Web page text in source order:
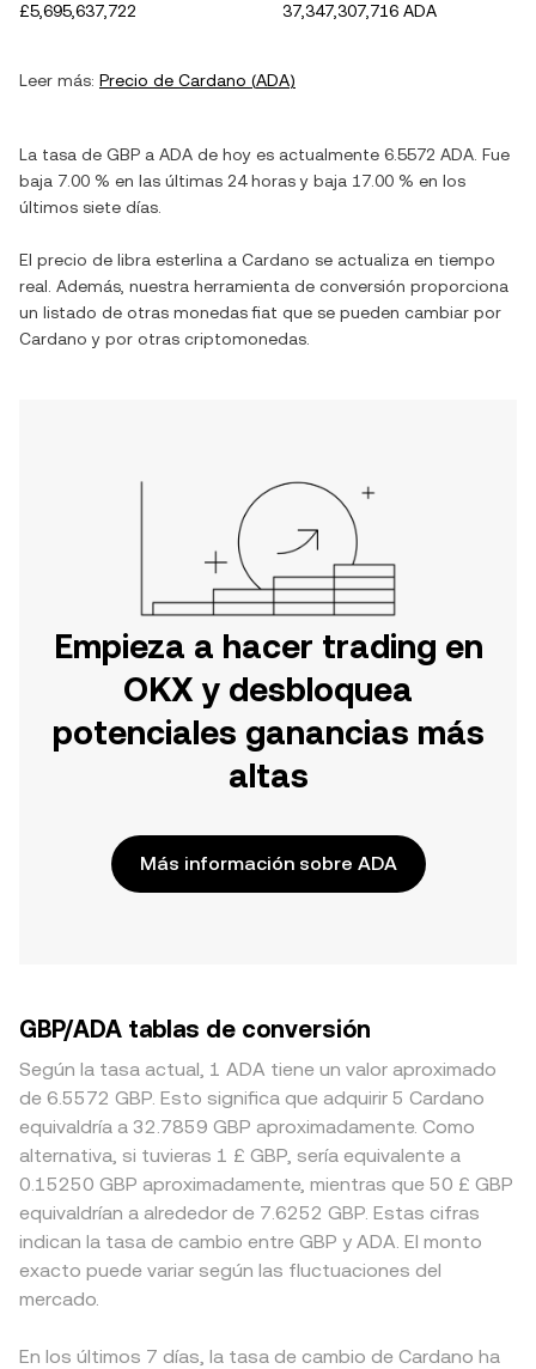
£5,695,637,722
37,347,307,716 ADA
Leer más: Precio de Cardano (ADA)
La tasa de GBP a ADA de hoy es actualmente 6.5572 ADA . Fue
baja 7.00 % en las últimas 24 horas y baja 17.00 % en los
últimos siete días.
El precio de libra esterlina a Cardano se actualiza en tiempo
real. Además, nuestra herramienta de conversión proporciona
un listado de otras monedas fiat que se pueden cambiar por
Cardano y por otras criptomonedas.
Empieza a hacer trading en
OKX y desbloquea
potenciales ganancias más
altas
Más información sobre ADA
GBP/ADA tablas de conversión
Según la tasa actual, 1 ADA tiene un valor aproximado
de 6.5572 GBP. Esto significa que adquirir 5 Cardano
equivaldría a 32.7859 GBP aproximadamente. Como
alternativa, si tuvieras 1 £ GBP, sería equivalente a
0.15250 GBP aproximadamente, mientras que 50 £ GBP
equivaldrían a alrededor de 7.6252 GBP. Estas cifras
indican la tasa de cambio entre GBP y ADA. El monto
exacto puede variar según las fluctuaciones del
mercado.
En los últimos 7 días, la tasa de cambio de Cardano ha